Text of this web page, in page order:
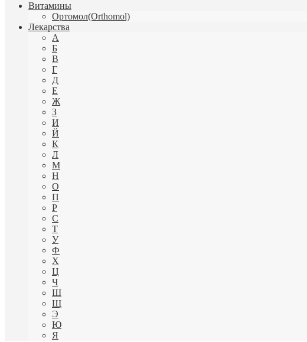
Витамины
Ортомол(Orthomol)
Лекарства
А
Б
В
Г
Д
Е
Ж
З
И
Й
К
Л
М
Н
О
П
Р
С
Т
У
Ф
Х
Ц
Ч
Ш
Щ
Э
Ю
Я